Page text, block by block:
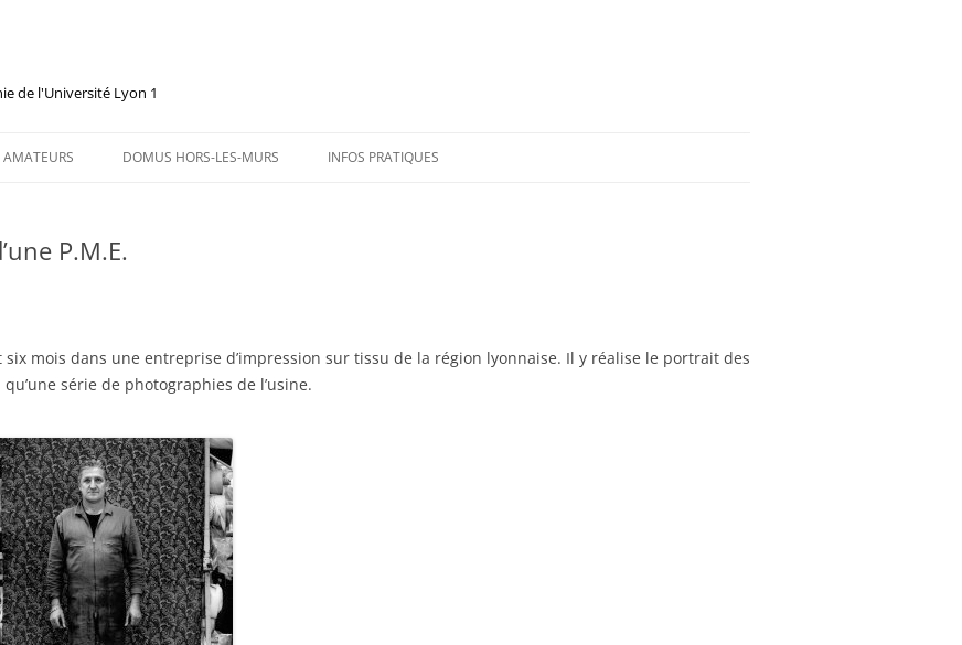
de l'Université Lyon 1
AMATEURS
ARTHÉMIADES
DOMUS HORS-LES-MURS INFOS PRATIQUES
P.M.E.
six mois dans une entreprise d’impression sur tissu de la région lyonnaise. Il y réalise le portrait des
série de photographies de l’usine.